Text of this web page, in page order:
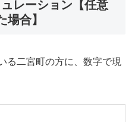
レーション【任意
合】
る二宮町の方に、数字で現